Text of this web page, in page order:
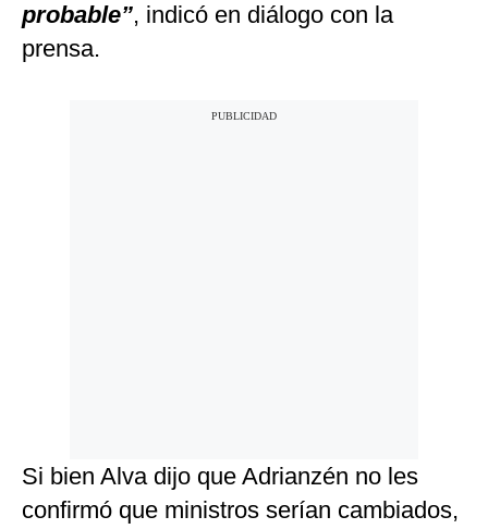
probable”, indicó en diálogo con la
prensa.
Si bien Alva dijo que Adrianzén no les
confirmó que ministros serían cambiados,